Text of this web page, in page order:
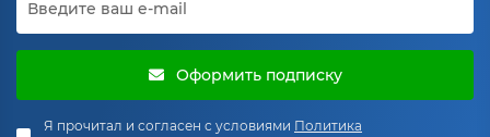
Оформить подписку
Я прочитал и согласен с условиями Политика